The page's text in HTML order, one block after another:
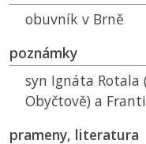
obuvník v Brně
poznámky
syn Ignáta Rotala
Obyčtově) a
prameny, literatura